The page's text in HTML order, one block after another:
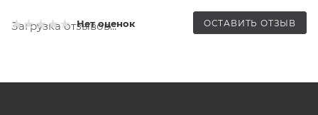
Нет оценок ОСТАВИТЬ ОТЗЫВ
Загрузка отзывов...